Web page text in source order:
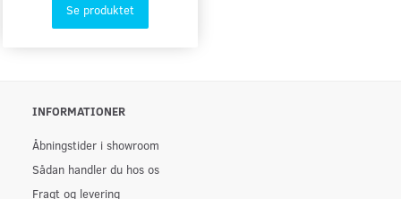
Se produktet
INFORMATIONER
Åbningstider i showroom
Sådan handler du hos os
Fragt og levering